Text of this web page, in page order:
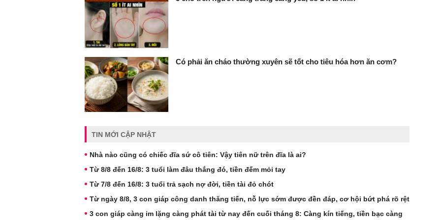
Có phải ăn cháo thường xuyên sẽ tốt cho tiêu hóa hơn ăn cơm?
TIN MỚI CẬP NHẬT
Nhà nào cũng có chiếc đĩa sứ cô tiên: Vậy tiên nữ trên đĩa là ai?
Từ 8/8 đến 16/8: 3 tuổi làm đâu thắng đó, tiền đếm mỏi tay
Từ 7/8 đến 16/8: 3 tuổi trả sạch nợ đời, tiền tài đỏ chót
Từ ngày 8/8, 3 con giáp công danh thăng tiến, nỗ lực sớm được đền đáp, cơ hội bứt phá rõ rệt
3 con giáp càng im lặng càng phát tài từ nay đến cuối tháng 8: Càng kín tiếng, tiền bạc càng